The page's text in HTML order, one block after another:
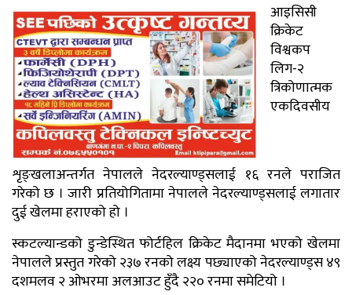
आइसिसी
क्रिकेट
विश्वकप
लिग-२
त्रिकोणात्मक
एकदिवसीय
शृङ्खलाअन्तर्गत नेपालले नेदरल्याण्ड्सलाई १६ रनले पराजित
गरेको छ । जारी प्रतियोगितामा नेपालले नेदरल्याण्ड्सलाई लगातार
दुई खेलमा हराएको हो ।
स्कटल्यान्डको डुन्डेस्थित फोर्टहिल क्रिकेट मैदानमा भएको खेलमा
नेपालले प्रस्तुत गरेको २३७ रनको लक्ष्य पछ्याएको नेदरल्याण्ड्स ४९
दशमलव २ ओभरमा अलआउट हुँदै २२० रनमा समेटियो ।